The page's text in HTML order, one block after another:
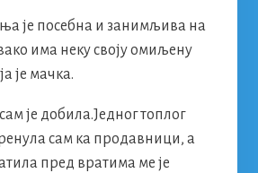
је посебна и занимљива на
има неку своју омиљену
је мачка.
је добила.Једног топлог
сам ка продавници, а
пред вратима ме је